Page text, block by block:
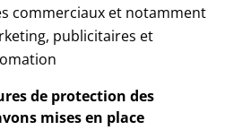
commerciaux et notamment
publicitaires et
de protection des
mises en place